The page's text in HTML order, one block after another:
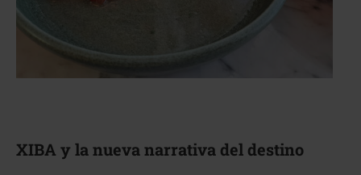
XIBA y la nueva narrativa del destino